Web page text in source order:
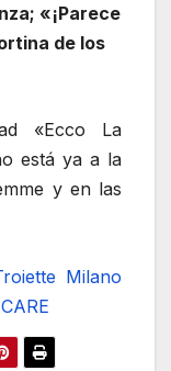
«¡Parece
de los
«Ecco La
está ya a la
y en las
Milano